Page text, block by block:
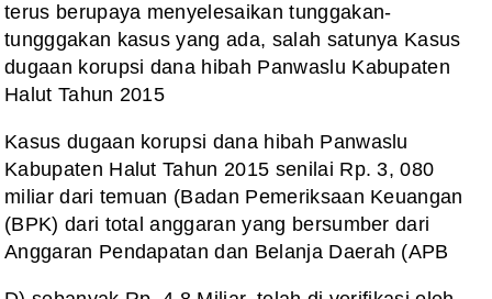
terus berupaya menyelesaikan tunggakan-
tungggakan kasus yang ada, salah satunya Kasus
dugaan korupsi dana hibah Panwaslu Kabupaten
Halut Tahun 2015
Kasus dugaan korupsi dana hibah Panwaslu
Kabupaten Halut Tahun 2015 senilai Rp. 3, 080
miliar dari temuan (Badan Pemeriksaan Keuangan
(BPK) dari total anggaran yang bersumber dari
Anggaran Pendapatan dan Belanja Daerah (APB